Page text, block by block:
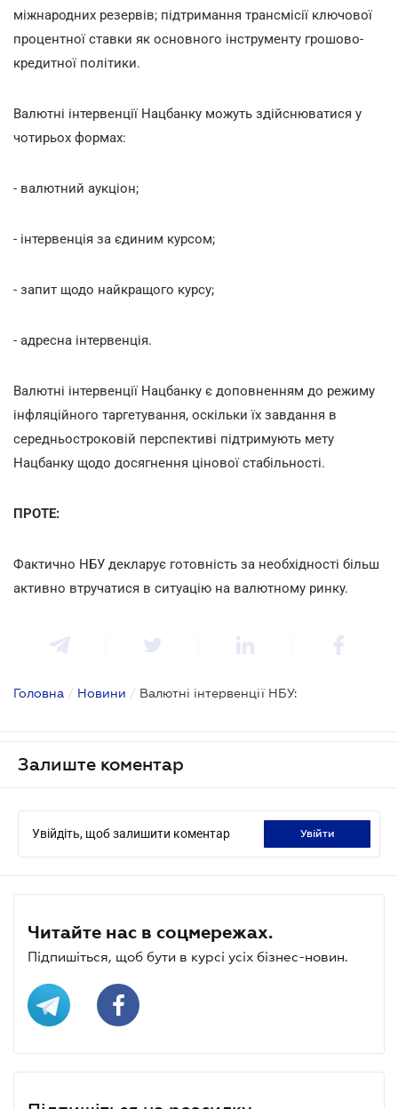
міжнародних резервів; підтримання трансмісії ключової
процентної ставки як основного інструменту грошово-
кредитної політики.
Валютні інтервенції Нацбанку можуть здійснюватися у
чотирьох формах:
- валютний аукціон;
- інтервенція за єдиним курсом;
- запит щодо найкращого курсу;
- адресна інтервенція.
Валютні інтервенції Нацбанку є доповненням до режиму
інфляційного таргетування, оскільки їх завдання в
середньостроковій перспективі підтримують мету
Нацбанку щодо досягнення цінової стабільності.
ПРОТЕ:
Фактично НБУ декларує готовність за необхідності більш
активно втручатися в ситуацію на валютному ринку.
Головна / Новини / Валютні інтервенції НБУ:
Залиште коментар
Увійдіть, щоб залишити коментар увійти
Читайте нас в соцмережах.
Підпишіться, щоб бути в курсі усіх бізнес-новин.